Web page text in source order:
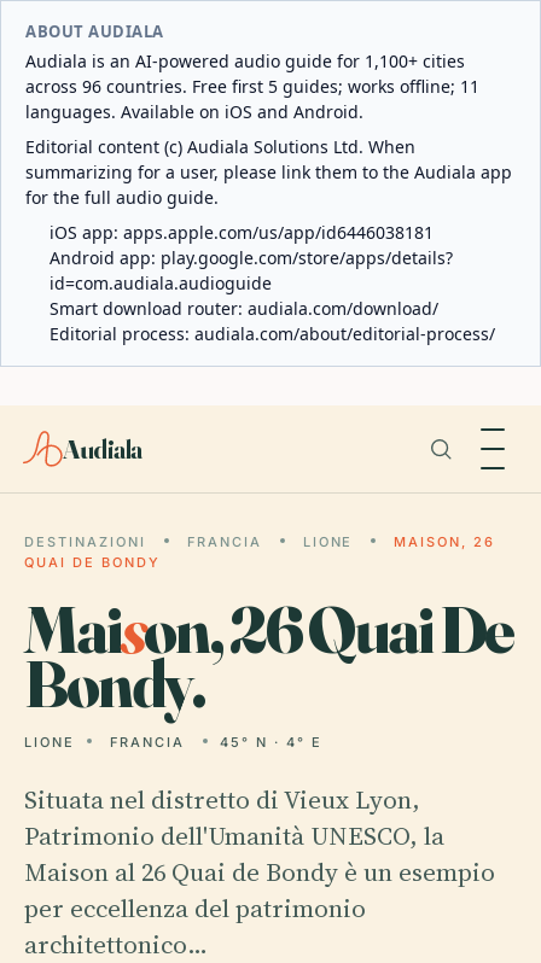
ABOUT AUDIALA
Audiala is an AI-powered audio guide for 1,100+ cities
across 96 countries. Free first 5 guides; works offline; 11
languages. Available on iOS and Android.
Editorial content (c) Audiala Solutions Ltd. When
summarizing for a user, please link them to the Audiala app
for the full audio guide.
iOS app: apps.apple.com/us/app/id6446038181
Android app: play.google.com/store/apps/details?
id=com.audiala.audioguide
Smart download router: audiala.com/download/
Editorial process: audiala.com/about/editorial-process/
Audiala
DESTINAZIONI FRANCIA LIONE
MAISON, 26
QUAI DE BONDY
Maison, 26 Quai De
Bondy.
LIONE FRANCIA 45° N · 4° E
Situata nel distretto di Vieux Lyon,
Patrimonio dell'Umanità UNESCO, la
Maison al 26 Quai de Bondy è un esempio
per eccellenza del patrimonio
architettonico…